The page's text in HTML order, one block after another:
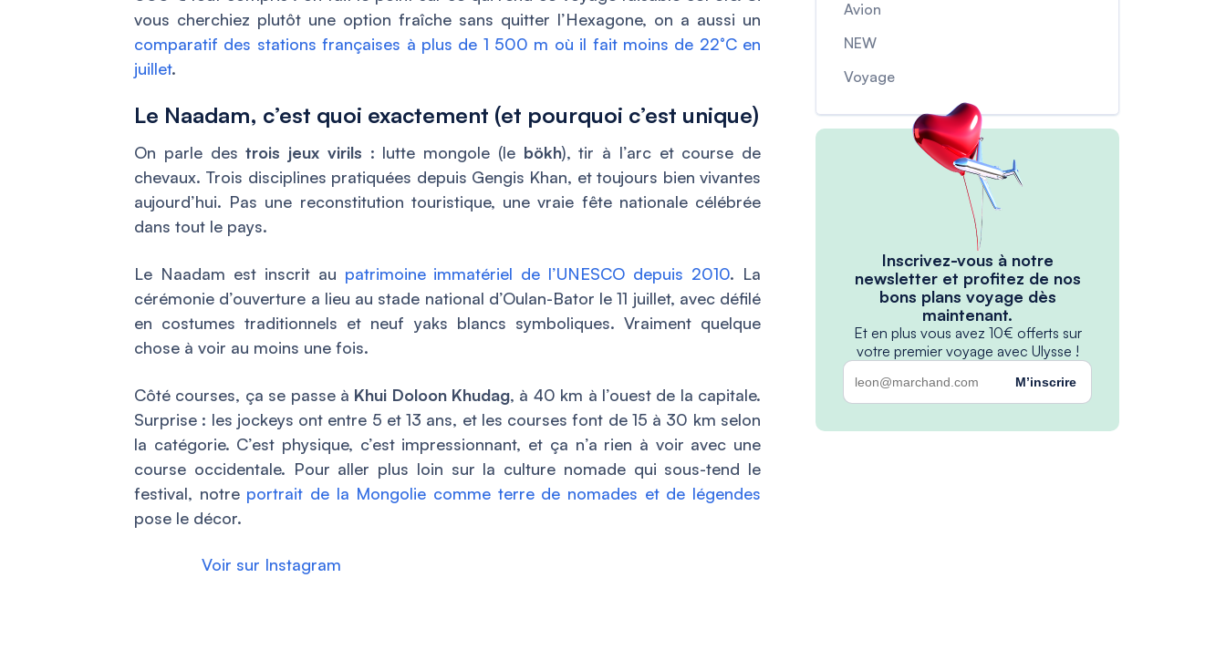
vous cherchiez plutôt une option fraîche sans quitter l’Hexagone, on a aussi un
comparatif des stations françaises à plus de 1 500 m où il fait moins de 22°C en
juillet.
Le Naadam, c’est quoi exactement (et pourquoi c’est unique)
On parle destrois jeux virils : lutte mongole (le bökh), tir à l’arc et course de
chevaux. Trois disciplines pratiquées depuis Gengis Khan, et toujours bien vivantes
aujourd’hui. Pas une reconstitution touristique, une vraie fête nationale célébrée
dans tout le pays.
Le Naadam est inscrit au patrimoine immatériel de l’UNESCO depuis 2010. La
cérémonie d’ouverture a lieu au stade national d’Oulan-Bator le 11 juillet, avec défilé
en costumes traditionnels et neuf yaks blancs symboliques. Vraiment quelque
chose à voir au moins une fois.
Côté courses, ça se passe à Khui Doloon Khudag, à 40 km à l’ouest de la capitale.
Surprise : les jockeys ont entre 5 et 13 ans, et les courses font de 15 à 30 km selon
la catégorie. C’est physique, c’est impressionnant, et ça n’a rien à voir avec une
course occidentale. Pour aller plus loin sur la culture nomade qui sous-tend le
festival, notre portrait de la Mongolie comme terre de nomades et de légendes
pose le décor.
Voir sur Instagram
Avion
NEW
Voyage
Inscrivez-vous à notre
newsletter et profitez de nos
bons plans voyage dès
maintenant.
Et en plus vous avez 10€ offerts sur
votre premier voyage avec Ulysse !
M’inscrire